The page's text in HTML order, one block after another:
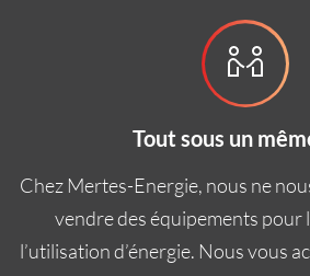
Tout sous un
Chez Mertes-Energie, nous ne
vendre des équipements pour
l’utilisation d’énergie. Nous vous